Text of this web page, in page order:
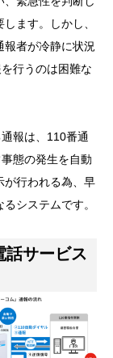
ます。しかし、
者が冷静に状況
行うのは困難な
報は、110番通
態の発生を自動
が行われる為、早
システムです。
話サービス